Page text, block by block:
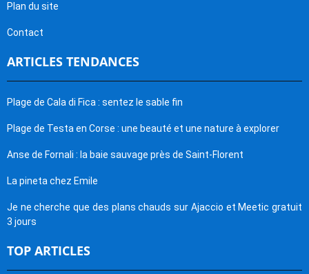
Plan du site
Contact
ARTICLES TENDANCES
Plage de Cala di Fica : sentez le sable fin
Plage de Testa en Corse : une beauté et une nature à explorer
Anse de Fornali : la baie sauvage près de Saint-Florent
La pineta chez Emile
Je ne cherche que des plans chauds sur Ajaccio et Meetic gratuit
3 jours
TOP ARTICLES